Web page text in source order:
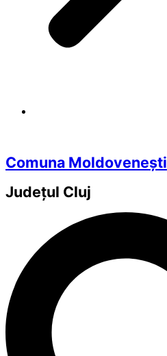
Comuna Moldovenești
Județul Cluj